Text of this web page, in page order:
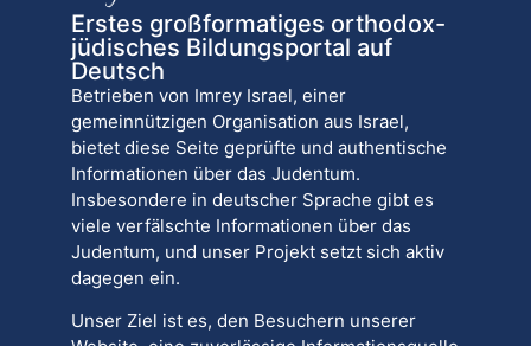
Erstes großformatiges orthodox-
jüdisches Bildungsportal auf
Deutsch
Betrieben von Imrey Israel, einer
gemeinnützigen Organisation aus Israel,
bietet diese Seite geprüfte und authentische
Informationen über das Judentum.
Insbesondere in deutscher Sprache gibt es
viele verfälschte Informationen über das
Judentum, und unser Projekt setzt sich aktiv
dagegen ein.
Unser Ziel ist es, den Besuchern unserer